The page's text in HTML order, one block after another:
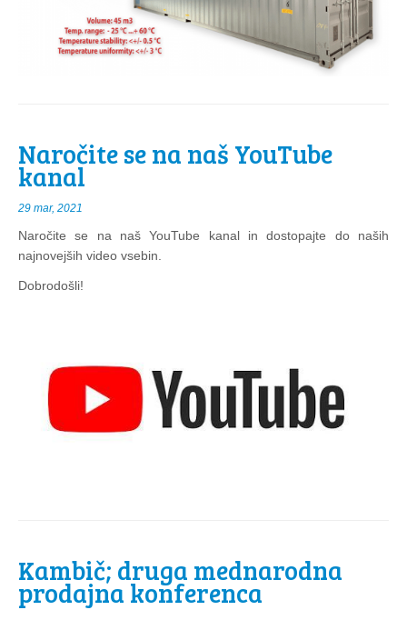
Naročite se na naš YouTube
kanal
29 mar, 2021
Naročite se na naš YouTube kanal in dostopajte do naših
najnovejših video vsebin.
Dobrodošli!
Kambič; druga mednarodna
prodajna konferenca